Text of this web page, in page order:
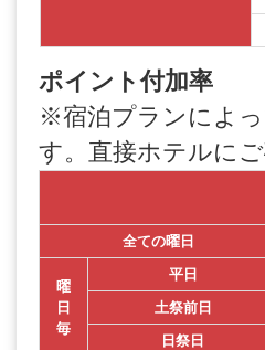
ポイント付加率
※宿泊プランによ
す。直接ホテルにご
全ての曜日
曜
日
毎
平日
土祭前日
日祭日